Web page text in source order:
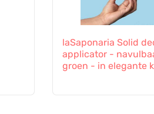
laSaponaria Solid
applicator -
groen - in elegante